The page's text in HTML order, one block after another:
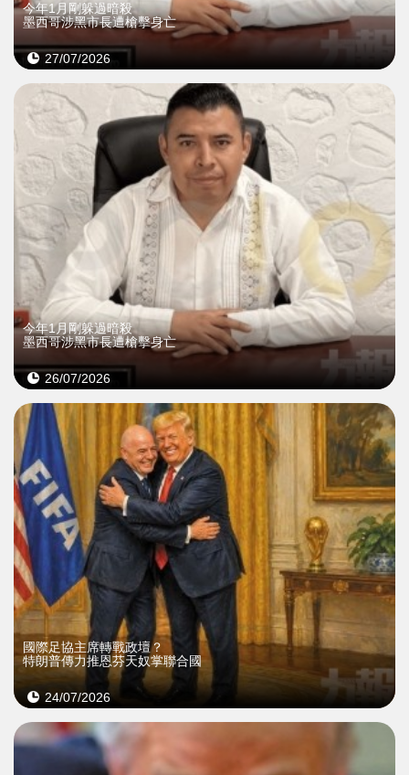
今年1月剛躲過暗殺
墨西哥涉黑市長遭槍擊身亡
27/07/2026
今年1月剛躲過暗殺
墨西哥涉黑市長遭槍擊身亡
26/07/2026
國際足協主席轉戰政壇？
特朗普傳力推恩芬天奴掌聯合國
24/07/2026